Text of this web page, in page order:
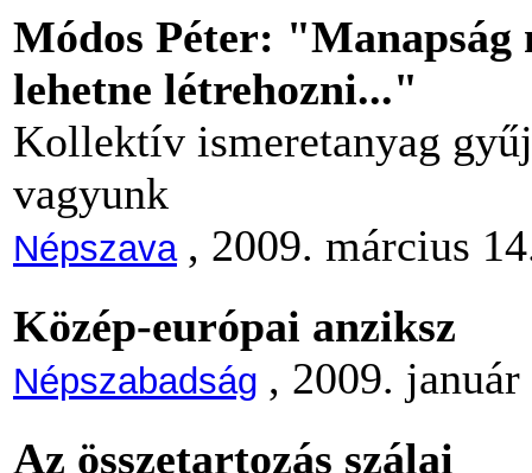
Módos Péter: "Manapság
lehetne létrehozni..."
Kollektív ismeretanyag
vagyunk
Népszava , 2009. március
Közép-európai anziksz
Népszabadság , 2009.
Az összetartozás szálai